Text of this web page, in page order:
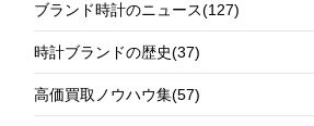
ブランド時計のニュース(127)
時計ブランドの歴史(37)
高価買取ノウハウ集(57)